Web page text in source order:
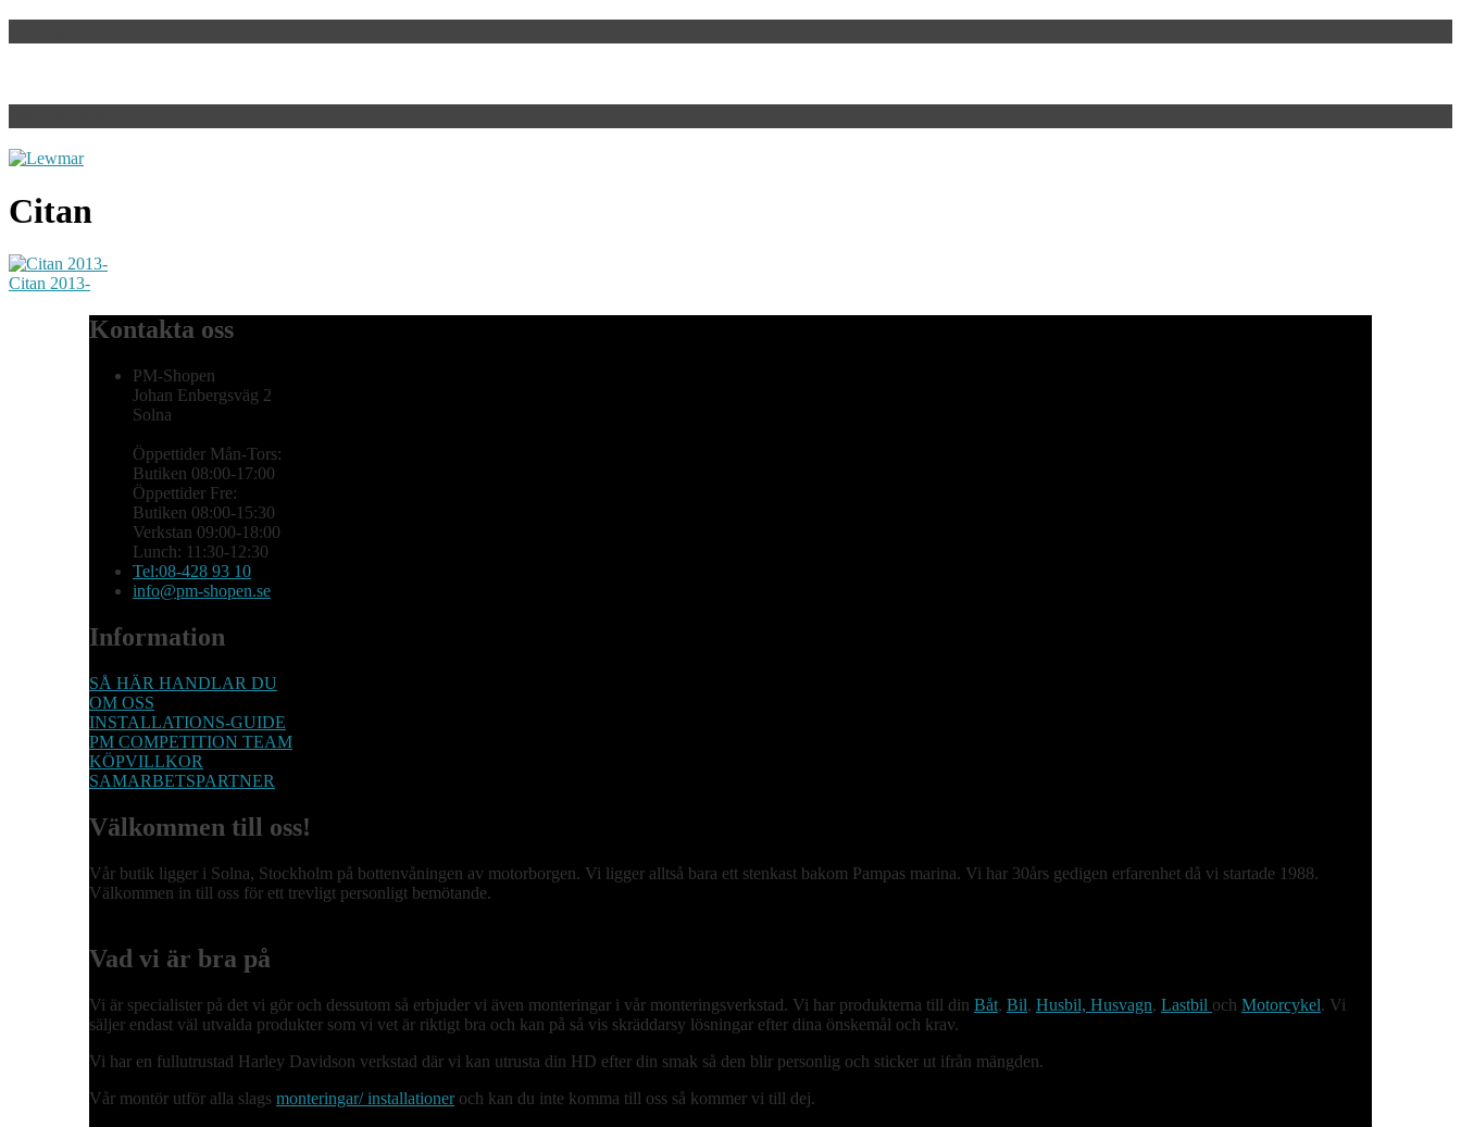
Citan
Citan 2013-
Kontakta oss
PM-Shopen
Johan Enbergsväg 2
Solna
Öppettider Mån-Tors:
Butiken 08:00-17:00
Öppettider Fre:
Butiken 08:00-15:30
Verkstan 09:00-18:00
Lunch: 11:30-12:30
Tel:08-428 93 10
info@pm-shopen.se
Information
SÅ HÄR HANDLAR DU
OM OSS
INSTALLATIONS-GUIDE
PM COMPETITION TEAM
KÖPVILLKOR
SAMARBETSPARTNER
Välkommen till oss!
Vår butik ligger i Solna, Stockholm på bottenvåningen av motorborgen. Vi ligger alltså bara ett stenkast bakom Pampas marina. Vi har 30års gedigen erfarenhet då vi startade 1988.
Välkommen in till oss för ett trevligt personligt bemötande.
Vad vi är bra på
Vi är specialister på det vi gör och dessutom så erbjuder vi även monteringar i vår monteringsverkstad. Vi har produkterna till din Båt, Bil, Husbil, Husvagn, Lastbil och Motorcykel. Vi
säljer endast väl utvalda produkter som vi vet är riktigt bra och kan på så vis skräddarsy lösningar efter dina önskemål och krav.
Vi har en fullutrustad Harley Davidson verkstad där vi kan utrusta din HD efter din smak så den blir personlig och sticker ut ifrån mängden.
Vår montör utför alla slags monteringar/ installationeroch kan du inte komma till oss så kommer vi till dej.